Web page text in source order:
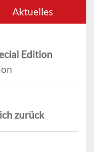
Aktuelles
Edition
zurück